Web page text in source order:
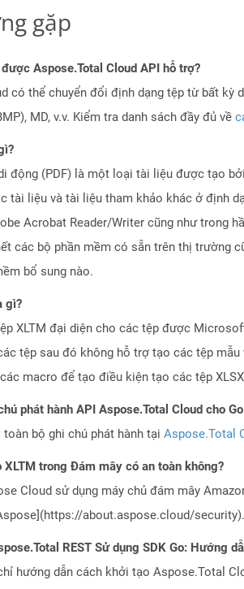
gặp
Aspose.Total Cloud API hỗ trợ?
có thể chuyển đổi định dạng tệp từ bất kỳ
MD, v.v. Kiểm tra danh sách đầy đủ về
động (PDF) là một loại tài liệu được tạo
tài liệu và tài liệu tham khảo khác ở định
Acrobat Reader/Writer cũng như trong
các bộ phần mềm có sẵn trên thị trường
bổ sung nào.
gì?
XLTM đại diện cho các tệp được
tệp sau đó không hỗ trợ tạo các tệp
macro để tạo điều kiện tạo các tệp
phát hành API Aspose.Total Cloud cho
bộ ghi chú phát hành tại Aspose.Total
XLTM trong Đám mây có an toàn không?
Cloud sử dụng máy chủ đám mây
about.aspose.cloud/security).
REST Sử dụng SDK Go: Hướng
hướng dẫn cách khởi tạo Aspose.Total